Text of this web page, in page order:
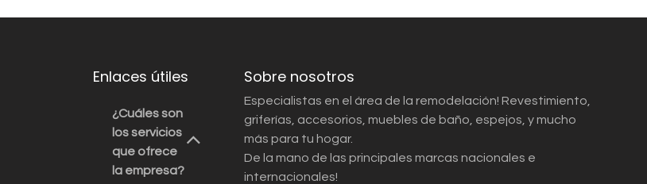
Enlaces útiles
¿Cuáles son
los servicios
que ofrece
la empresa?
Sobre nosotros
Especialistas en el área de la remodelación! Revestimiento,
griferías, accesorios, muebles de baño, espejos, y mucho
más para tu hogar.
De la mano de las principales marcas nacionales e
internacionales!